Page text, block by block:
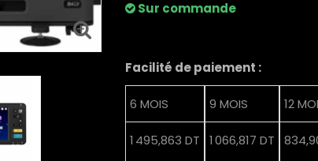
Sur commande
Facilité de paiement :
6 MOIS
1 495,863 DT
9 MOIS
1 066,817 DT
12